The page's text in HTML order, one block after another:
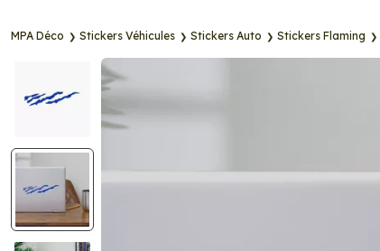
MPA Déco Stickers Véhicules Stickers Auto Stickers Flaming